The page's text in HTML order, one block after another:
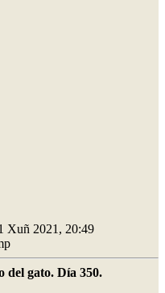
Xuñ 2021, 20:49
del gato. Día 350.